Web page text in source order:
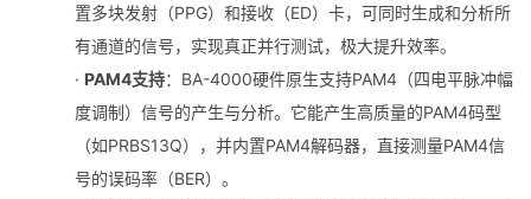
置多块发射（PPG）和接收（ED）卡，可同时生成和分析所
有通道的信号，实现真正并行测试，极大提升效率。
· PAM4支持：BA-4000硬件原生支持PAM4（四电平脉冲幅
度调制）信号的产生与分析。它能产生高质量的PAM4码型
（如PRBS13Q），并内置PAM4解码器，直接测量PAM4信
号的误码率（BER）。